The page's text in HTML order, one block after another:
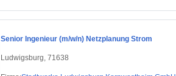
Senior Ingenieur (m/w/n) Netzplanung Strom
Ludwigsburg, 71638